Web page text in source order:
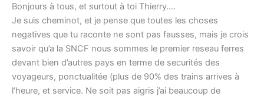
Bonjours à tous, et surtout à toi Thierry….
Je suis cheminot, et je pense que toutes les choses
negatives que tu raconte ne sont pas fausses, mais je crois
savoir qu’a la SNCF nous sommes le premier reseau ferres
devant bien d’autres pays en terme de securités des
voyageurs, ponctualitée (plus de 90% des trains arrives à
l’heure, et service. Ne soit pas aigris j’ai beaucoup de